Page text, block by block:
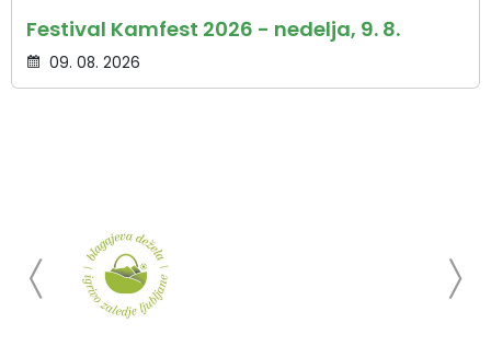
Festival Kamfest 2026 - nedelja, 9. 8.
09. 08. 2026